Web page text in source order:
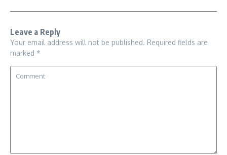
Leave a Reply
Your email address will not be published. Required fields are
marked *